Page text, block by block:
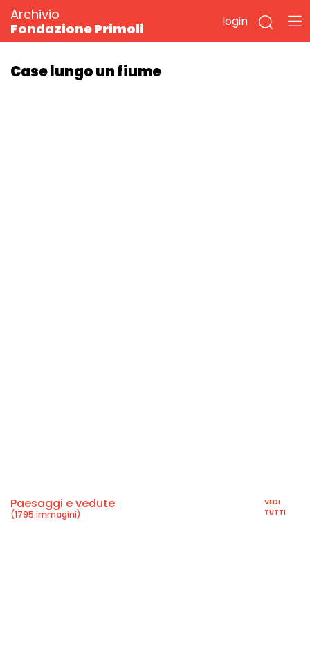
Archivio
Fondazione Primoli
login
Case lungo un fiume
Paesaggi e vedute
(1795 immagini)
VEDI
TUTTI